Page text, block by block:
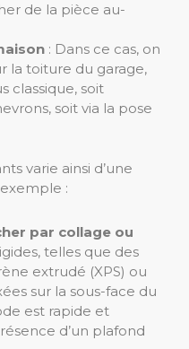
de la pièce au-
: Dans ce cas, on
la toiture du garage,
classique, soit
soit via la pose
varie ainsi d’une
:
par collage ou
telles que des
extrudé (XPS) ou
sur la sous-face du
est rapide et
d’un plafond